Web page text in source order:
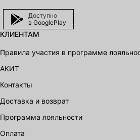
Доступно
в GooglePlay
КЛИЕНТАМ
Правила участия в программе
АКИТ
Контакты
Доставка и возврат
Программа лояльности
Оплата